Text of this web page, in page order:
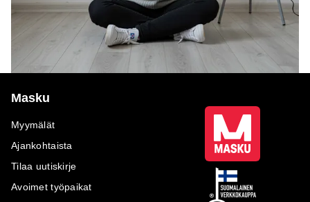
Masku
Myymälät
Ajankohtaista
Tilaa uutiskirje
Avoimet työpaikat